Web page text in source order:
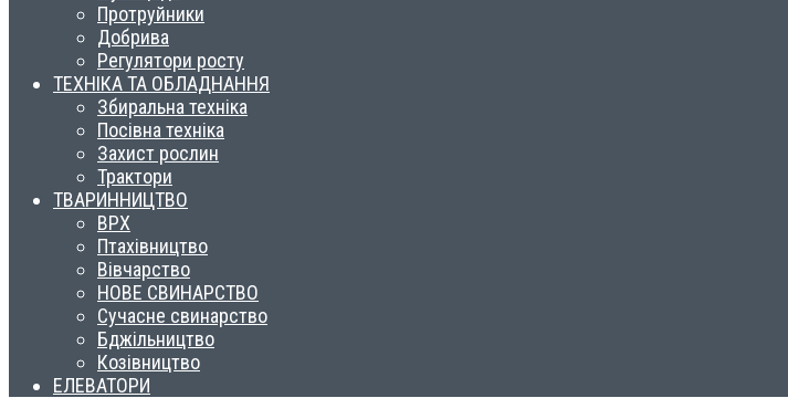
Протруйники
Добрива
Регулятори росту
ТЕХНІКА ТА ОБЛАДНАННЯ
Збиральна техніка
Посівна техніка
Захист рослин
Трактори
ТВАРИННИЦТВО
ВРХ
Птахівництво
Вівчарство
НОВЕ СВИНАРСТВО
Сучасне свинарство
Бджільництво
Козівництво
ЕЛЕВАТОРИ